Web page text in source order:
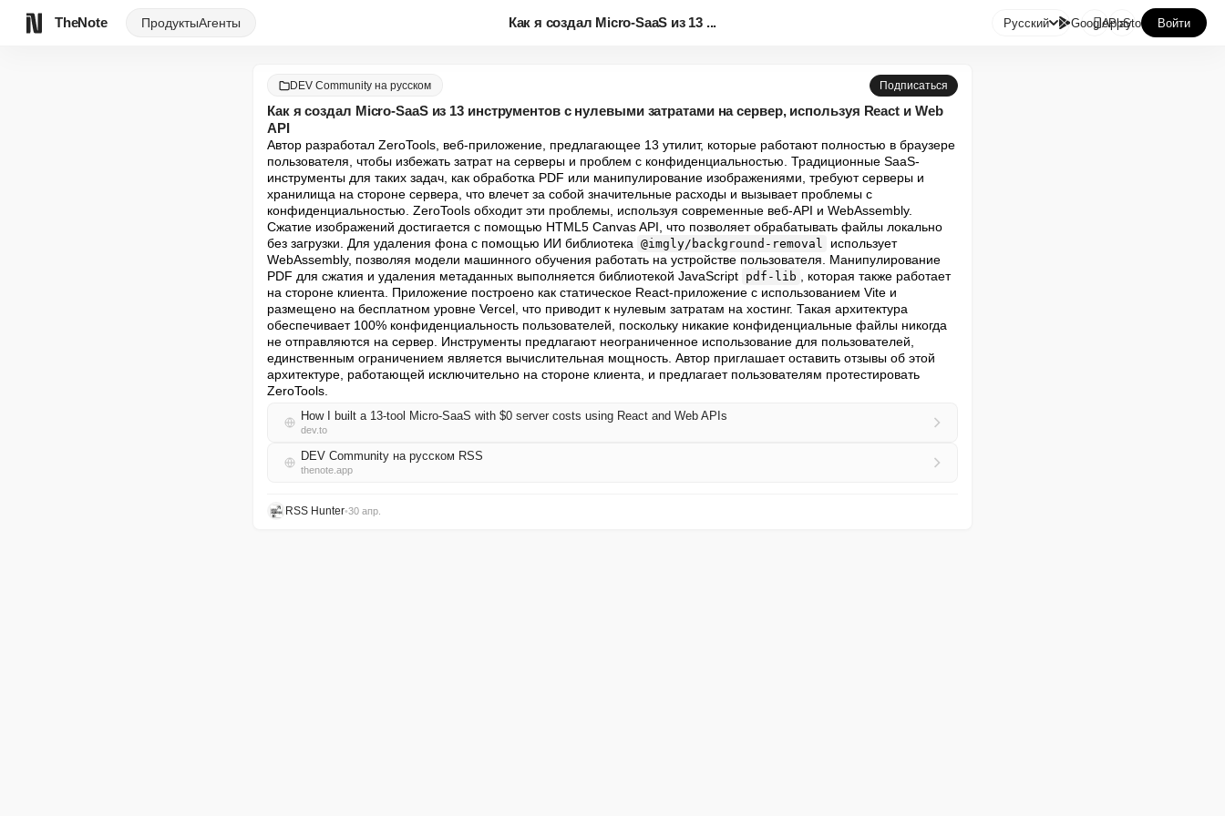
TheNote ПродуктыАгенты Как я создал Micro-SaaS из 13 ... Русский GooglePlay
AppStore Войти
DEV Community на русском Подписаться
Как я создал Micro-SaaS из 13 инструментов с нулевыми затратами на сервер, используя React и Web
API
Автор разработал ZeroTools, веб-приложение, предлагающее 13 утилит, которые работают полностью в браузере
пользователя, чтобы избежать затрат на серверы и проблем с конфиденциальностью. Традиционные SaaS-
инструменты для таких задач, как обработка PDF или манипулирование изображениями, требуют серверы и
хранилища на стороне сервера, что влечет за собой значительные расходы и вызывает проблемы с
конфиденциальностью. ZeroTools обходит эти проблемы, используя современные веб-API и WebAssembly.
Сжатие изображений достигается с помощью HTML5 Canvas API, что позволяет обрабатывать файлы локально
без загрузки. Для удаления фона с помощью ИИ библиотека @imgly/background-removal
использует
WebAssembly, позволяя модели машинного обучения работать на устройстве пользователя. Манипулирование
PDF для сжатия и удаления метаданных выполняется библиотекой JavaScript pdf-lib
, которая также работает
на стороне клиента. Приложение построено как статическое React-приложение с использованием Vite и
размещено на бесплатном уровне Vercel, что приводит к нулевым затратам на хостинг. Такая архитектура
обеспечивает 100% конфиденциальность пользователей, поскольку никакие конфиденциальные файлы никогда
не отправляются на сервер. Инструменты предлагают неограниченное использование для пользователей,
единственным ограничением является вычислительная мощность. Автор приглашает оставить отзывы об этой
архитектуре, работающей исключительно на стороне клиента, и предлагает пользователям протестировать
ZeroTools.
How I built a 13-tool Micro-SaaS with $0 server costs using React and Web APIs
dev.to
DEV Community на русском RSS
thenote.app
RSS Hunter•30 апр.